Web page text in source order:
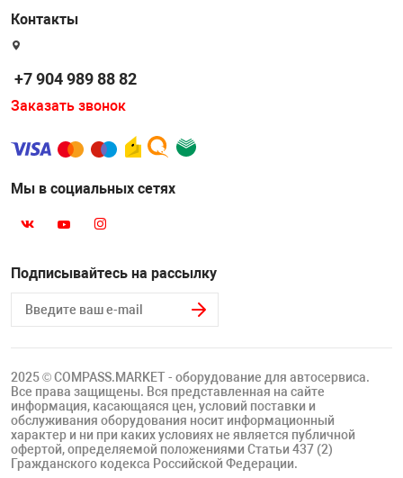
Контакты
+7 904 989 88 82
Заказать звонок
Мы в социальных сетях
Подписывайтесь на рассылку
2025 © COMPASS.MARKET - оборудование для автосервиса.
Все права защищены. Вся представленная на сайте
информация, касающаяся цен, условий поставки и
обслуживания оборудования носит информационный
характер и ни при каких условиях не является публичной
офертой, определяемой положениями Статьи 437 (2)
Гражданского кодекса Российской Федерации.